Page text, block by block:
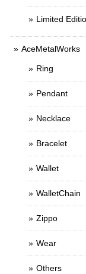
Limited
AceMetalWorks
Ring
Pendant
Necklace
Bracelet
Wallet
WalletChain
Zippo
Wear
Others